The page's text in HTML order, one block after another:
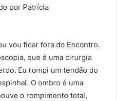
por Patrícia
vou ficar fora do Encontro.
que é uma cirurgia
Eu rompi um tendão do
O ombro é uma
o rompimento total,